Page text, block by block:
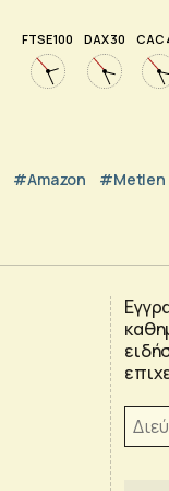
FTSE 100 DAX 30 CAC
#Amazon #Metlen